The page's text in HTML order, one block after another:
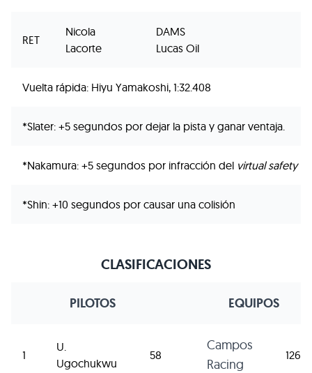
RET
Nicola
Lacorte
DAMS
Lucas Oil
Vuelta rápida: Hiyu Yamakoshi, 1:32.408
*Slater: +5 segundos por dejar la pista y ganar ventaja.
*Nakamura: +5 segundos por infracción del virtual safety
*Shin: +10 segundos por causar una colisión
CLASIFICACIONES
PILOTOS EQUIPOS
1
U.
Ugochukwu
58
Campos
Racing
126